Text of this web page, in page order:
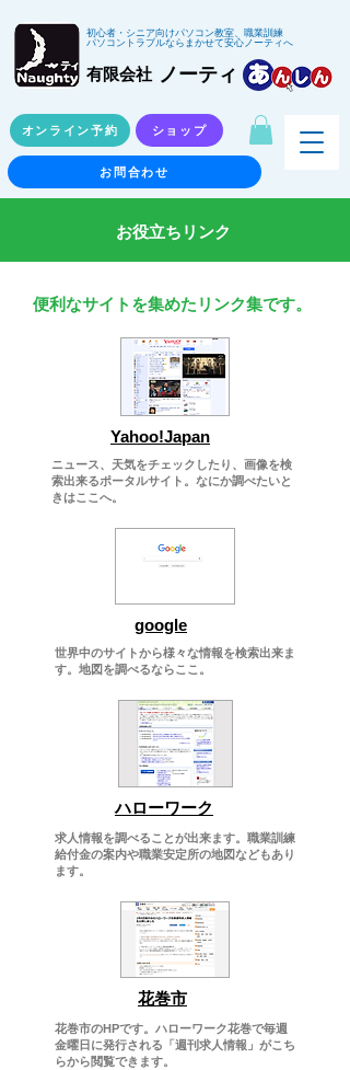
初心者・シニア向けパソコン教室、職業訓練
パソコントラブルならまかせて安心ノーティへ
有限会社 ノーティ
オンライン予約 ショップ
お問合わせ
​お役立ちリンク
​便利なサイトを集めたリンク集です。
Yahoo!Japan
ニュース、天気をチェックしたり、画像を検
索出来るポータルサイト。なにか調べたいと
きはここへ。
google
世界中のサイトから様々な情報を検索出来ま
す。地図を調べるならここ。
ハローワーク
求人情報を調べることが出来ます。職業訓練
給付金の案内や職業安定所の地図などもあり
ます。
​花巻市
花巻市のHPです。ハローワーク花巻で毎週
金曜日に発行される「週刊求人情報」がこち
らから閲覧できます。